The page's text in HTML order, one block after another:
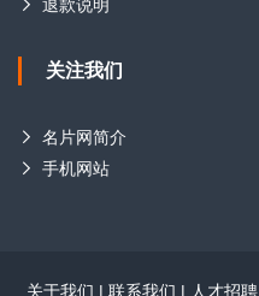
退款说明
关注我们
名片网简介
手机网站
关于我们 | 联系我们 | 人才招聘